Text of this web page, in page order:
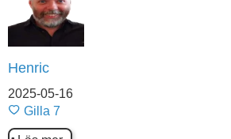
Henric
2025-05-16
Gilla 7